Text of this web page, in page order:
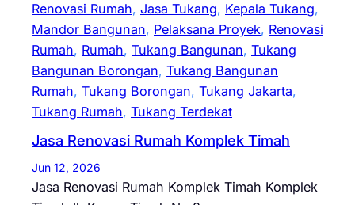
Renovasi Rumah, Jasa Tukang, Kepala Tukang
Mandor Bangunan, Pelaksana Proyek, Renovasi
Rumah, Rumah, Tukang Bangunan, Tukang
Bangunan Borongan, Tukang Bangunan
Rumah, Tukang Borongan, Tukang Jakarta
Tukang Rumah, Tukang Terdekat
Jasa Renovasi Rumah Komplek Timah
Jun 12, 2026
Jasa Renovasi Rumah Komplek Timah Komplek